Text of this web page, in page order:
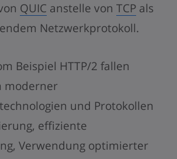
QUIC anstelle von TCP als
Netzwerkprotokoll.
Beispiel HTTP/2 fallen
moderner
und Protokollen
effiziente
Verwendung optimierter